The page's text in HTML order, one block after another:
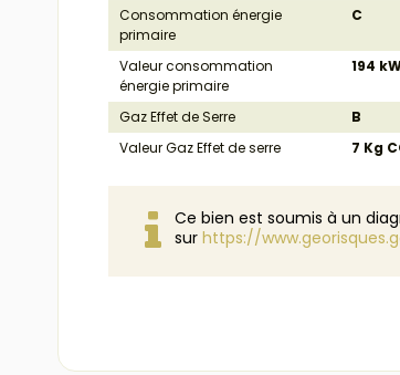
Consommation énergie
primaire
C
Valeur consommation
énergie primaire
194
Gaz Effet de Serre
B
Valeur Gaz Effet de serre
7 Kg
Ce bien est soumis à un
sur https://